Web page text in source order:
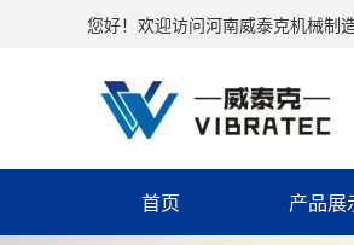
您好！欢迎访问河南威泰克机械制
首页 产品展